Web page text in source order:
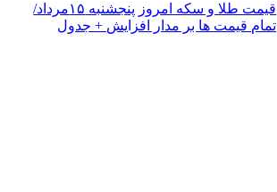
قیمت طلا و سکه امروز پنجشنبه ۱۵مرداد/
تمام قیمت ها بر مدار افزایش + جدول